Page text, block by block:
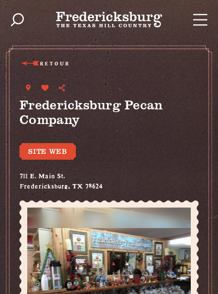
Skip to content
RETOUR
Fredericksburg Pecan
Company
SITE WEB
711 E. Main St.
Fredericksburg, TX 78624
(830) 997-7378